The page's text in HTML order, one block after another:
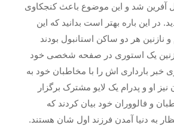
آفرین شد و این موضوع باعث کنجکاوی
در این باره بهتر است بدانید که این
نازنین هر دو ساکن استانبول بودند
یک استوری در صفحه شخصی خود
خبر بارداری اش را با مخاطبان خود به
او و پدرام یک لایو مشترک برگزار
و فالووران خود بیان کردند که
به دنیا آمدن فرزند اول شان هستند.